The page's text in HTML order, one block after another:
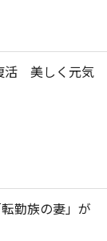
活 美しく元気
勤族の妻」が